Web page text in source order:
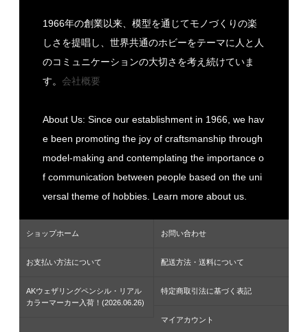
1966年の創業以来、模型を通じてモノづくりの楽
しさを提唱し、世界共通のホビーをテーマに人と人
のコミュニケーションの大切さを考え続けていま
す。 会社概要
About Us: Since our establishment in 1966, we hav
e been promoting the joy of craftsmanship through
model-making and contemplating the importance o
f communication between people based on the uni
versal theme of hobbies. Learn more about us.
ショップホーム お問い合わせ
お支払い方法について 配送方法・送料について
AKウェザリングペンシル・リアル
カラーマーカー入荷！(2026.06.26)
特定商取引法に基づく表記
マイアカウント